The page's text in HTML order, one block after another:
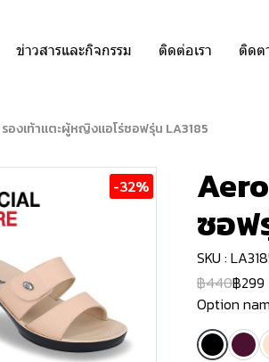
ข่าวสารและกิจกรรม ติดต่อเรา ติดต
องเท้าแตะผู้หญิงแอโร่ซอฟรุ่น LA3185
-32%
ซอฟ
SKU :
฿440฿299
Option